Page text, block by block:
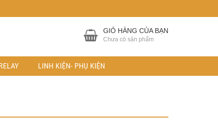
GIỎ HÀNG CỦA BẠN
Chưa có sản phẩm
LINH KIỆN- PHỤ KIỆN